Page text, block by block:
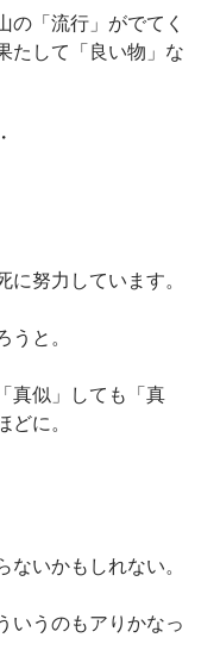
の「流行」がでてく
たして「良い物」な
に努力しています。
うと。
真似」しても「真
に。
ないかもしれない。
いうのもアりかなっ